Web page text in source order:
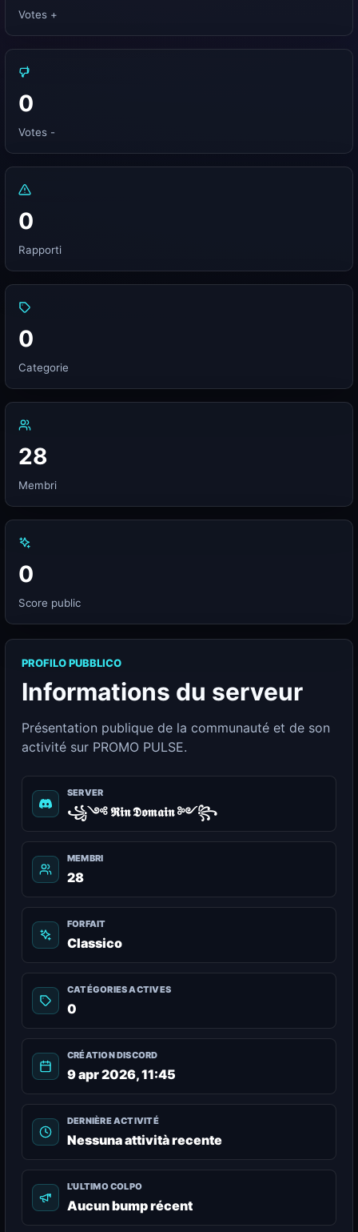
Votes +
0
Votes -
0
Rapporti
0
Categorie
28
Membri
0
Score public
PROFILO PUBBLICO
Informations du serveur
Présentation publique de la communauté et de son
activité sur PROMO PULSE.
SERVER
꧁༺ 𝕽𝖎𝖓 𝕯𝖔𝖒𝖆𝖎𝖓 ༻꧂
MEMBRI
28
FORFAIT
Classico
CATÉGORIES ACTIVES
0
CRÉATION DISCORD
9 apr 2026, 11:45
DERNIÈRE ACTIVITÉ
Nessuna attività recente
L'ULTIMO COLPO
Aucun bump récent